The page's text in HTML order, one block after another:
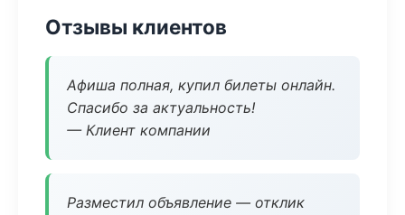
Отзывы клиентов
Афиша полная, купил билеты онлайн.
Спасибо за актуальность!
— Клиент компании
Разместил объявление — отклик